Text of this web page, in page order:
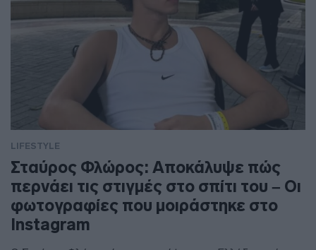
LIFESTYLE
Σταύρος Φλώρος: Αποκάλυψε πώς
περνάει τις στιγμές στο σπίτι του – Οι
φωτογραφίες που μοιράστηκε στο
Instagram